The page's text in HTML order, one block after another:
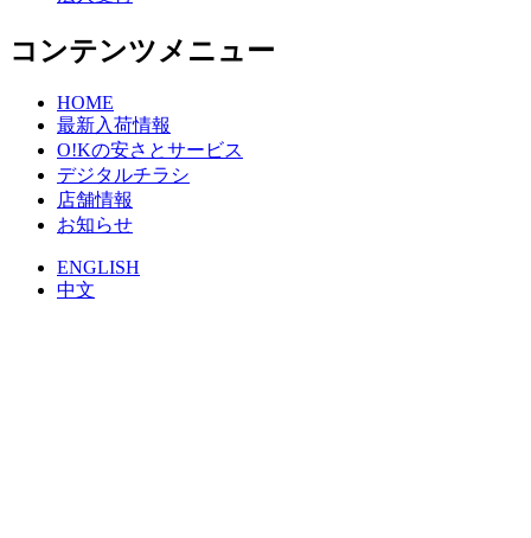
コンテンツメニュー
HOME
最新入荷情報
O!Kの安さとサービス
デジタルチラシ
店舗情報
お知らせ
ENGLISH
中文